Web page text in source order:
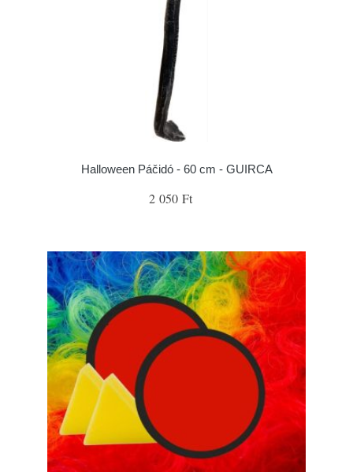
Halloween Páčidó - 60 cm - GUIRCA
2 050 Ft